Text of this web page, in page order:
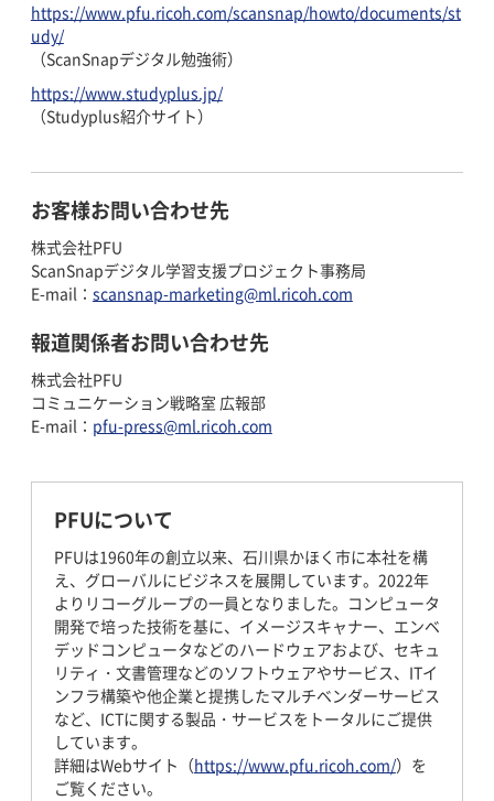
https://www.pfu.ricoh.com/scansnap/howto/documents/st
udy/
（ScanSnapデジタル勉強術）
https://www.studyplus.jp/
（Studyplus紹介サイト）
お客様お問い合わせ先
株式会社PFU
ScanSnapデジタル学習支援プロジェクト事務局
E-mail： scansnap-marketing@ml.ricoh.com
報道関係者お問い合わせ先
株式会社PFU
コミュニケーション戦略室 広報部
E-mail： pfu-press@ml.ricoh.com
PFUについて
PFUは1960年の創立以来、石川県かほく市に本社を構
え、グローバルにビジネスを展開しています。2022年
よりリコーグループの一員となりました。コンピュータ
開発で培った技術を基に、イメージスキャナー、エンベ
デッドコンピュータなどのハードウェアおよび、セキュ
リティ・文書管理などのソフトウェアやサービス、ITイ
ンフラ構築や他企業と提携したマルチベンダーサービス
など、ICTに関する製品・サービスをトータルにご提供
しています。
詳細はWebサイト（https://www.pfu.ricoh.com/）を
ご覧ください。